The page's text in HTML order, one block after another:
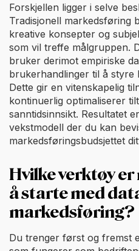
Forskjellen ligger i selve
Tradisjonell markedsføring
kreative konsepter og
som vil treffe målgruppen.
bruker derimot empiriske
brukerhandlinger til å styre
Dette gir en vitenskapelig
kontinuerlig optimaliserer
sanntidsinnsikt. Resultatet
vekstmodell der du kan
markedsføringsbudsjettet
Hvilke verktøy
å starte med
markedsføring?
Du trenger først og fremst